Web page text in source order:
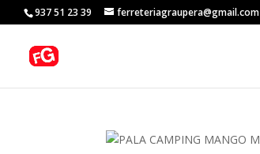
937 51 23 39 ferreteriagraupera@gmail.com